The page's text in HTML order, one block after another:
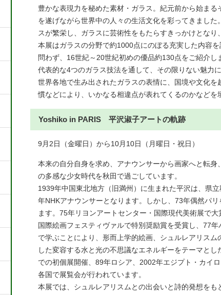
豊かな表現力を秘めた素材・ガラス。紀元前から始ま
を遂げながら世界中の人々の生活文化を彩ってきまし
スが繁栄し、ガラスに芸術性をもたらすきっかけとなり
本展はガラスの分野で約1000点にのぼる充実した内容
問わず、16世紀～20世紀初めの優品約130点をご紹介
代表的な4つのガラス技法を通して、その限りない魅力に
世界各地で生み出されたガラスの表情に、国境や文化
慣などにより、いかなる相違点が表れてくるのかなどを
Yoshiko in PARIS 平沢淑子アートの軌跡
9月2日（金曜日）から10月10日（月曜日・祝日）
本来の自分自身を求め、アナウンサーから画家へと転
の多感な少女時代を秋田で過ごしています。
1939年中国東北地方（旧満州）に生まれた平沢は、県
年NHKアナウンサーとなります。しかし、73年偶然パ
ます。75年リヨンアートセンター・国際現代美術展で
国際絵画フェスティヴァルで特別奨励賞を受賞し、77
で学ぶことにより、形而上学的絵画、シュルレアリス
した変容する水と光の不思議なエネルギーをテーマと
での初個展開催、89年ロシア、2002年エジプト・カイ
各国で展覧会が行われています。
本展では、シュルレアリスムとの出会いと詩的発想を